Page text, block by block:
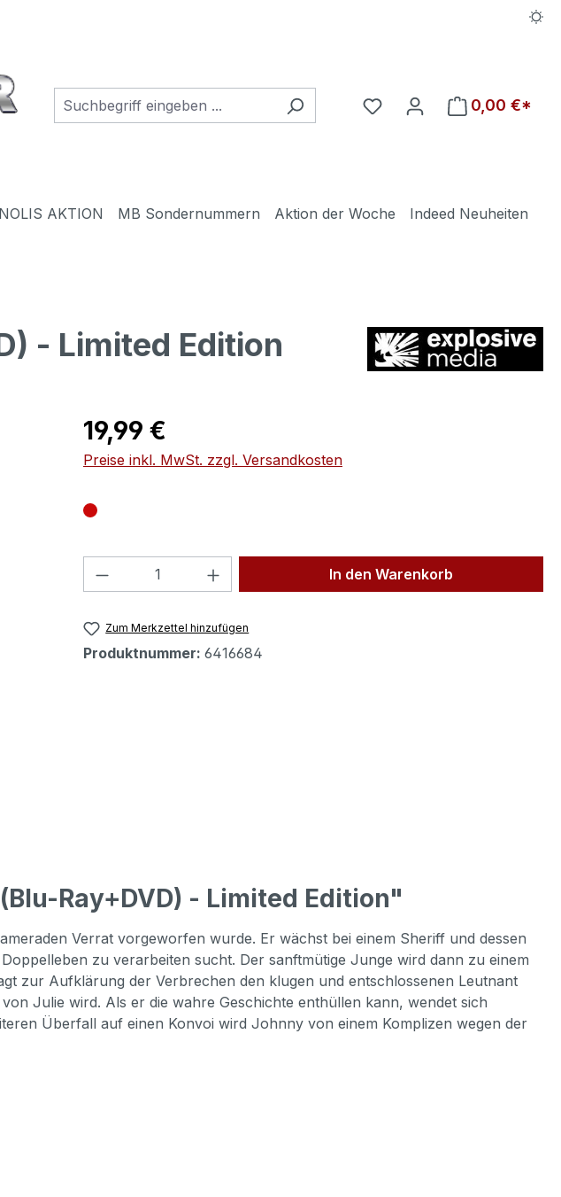
Du hast 0 Produkte auf
0,00 €*
AKTION MB Sondernummern Aktion der Woche
Indeed Neuheiten
- Limited Edition
Regulärer Preis:
19,99 €
Preise inkl. MwSt. zzgl. Versandkosten
Produkt Anzahl: Gib den gewünschten Wert
In den Warenkorb
Zum Merkzettel hinzufügen
Produktnummer: 6416684
Ray+DVD) - Limited Edition"
Verrat vorgeworfen wurde. Er wächst bei einem Sheriff und dessen
zu verarbeiten sucht. Der sanftmütige Junge wird dann zu einem
zur Aufklärung der Verbrechen den klugen und entschlossenen Leutnant
Julie wird. Als er die wahre Geschichte enthüllen kann, wendet sich
Überfall auf einen Konvoi wird Johnny von einem Komplizen wegen der